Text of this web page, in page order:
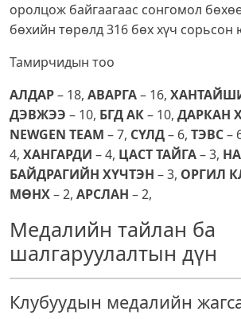
оролцож байгаагаас сонгомол
бөхийн төрөлд 316 бөх хүч сорьсон
Тамирчидын тоо
АЛДАР– 18, АВАРГА– 16,
ДЭВЖЭЭ – 10, БГД АК– 10, ДАРКАН
NEWGEN TEAM – 7, СҮЛД– 6, ТЭВС–
4, ХАНГАРДИ – 4, ЦАСТ ТАЙГА– 3,
БАЙДРАГИЙН ХҮЧТЭН – 3, ОРГИЛ
МѲНХ– 2, АРСЛАН – 2,
Медалийн тайлан ба
шалгаруулалтын дүн
Клубуудын медалийн